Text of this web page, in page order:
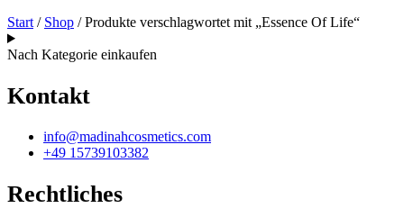
Start / Shop / Produkte verschlagwortet mit „Essence Of Life“
Nach Kategorie einkaufen
Kontakt
info@madinahcosmetics.com
+49 15739103382
Rechtliches